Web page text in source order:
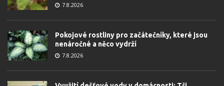
7.8.2026
Pokojové rostliny pro začátečníky, které jsou
nenáročné a něco vydrží
7.8.2026